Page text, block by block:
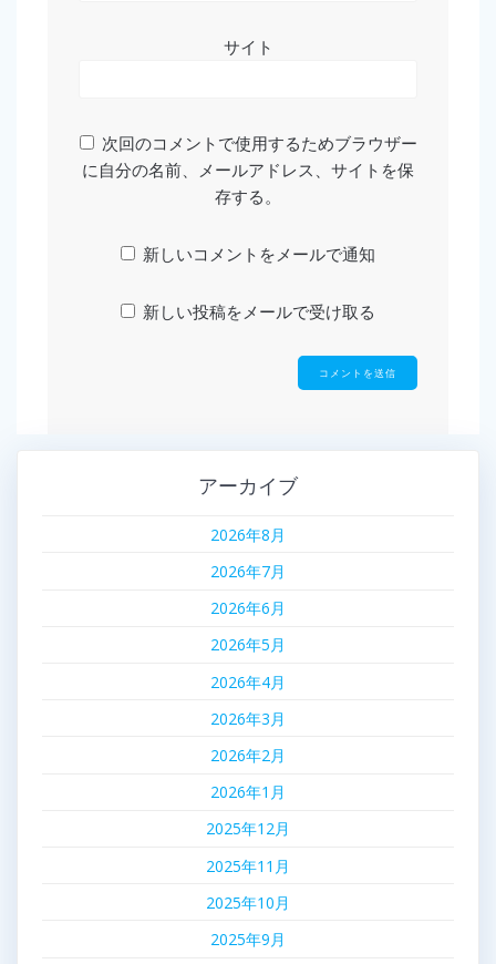
サイト
次回のコメントで使用するためブラウザー
に自分の名前、メールアドレス、サイトを保
存する。
新しいコメントをメールで通知
新しい投稿をメールで受け取る
アーカイブ
2026年8月
2026年7月
2026年6月
2026年5月
2026年4月
2026年3月
2026年2月
2026年1月
2025年12月
2025年11月
2025年10月
2025年9月